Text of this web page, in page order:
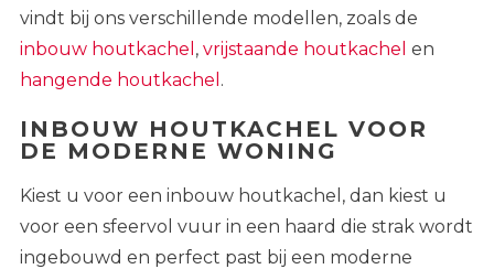
vindt bij ons verschillende modellen, zoals de
inbouw houtkachel , vrijstaande houtkachel en
hangende houtkachel .
INBOUW HOUTKACHEL VOOR
DE MODERNE WONING
Kiest u voor een inbouw houtkachel, dan kiest u
voor een sfeervol vuur in een haard die strak wordt
ingebouwd en perfect past bij een moderne